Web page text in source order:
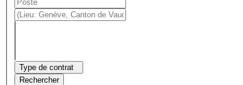
Type de contrat
Rechercher